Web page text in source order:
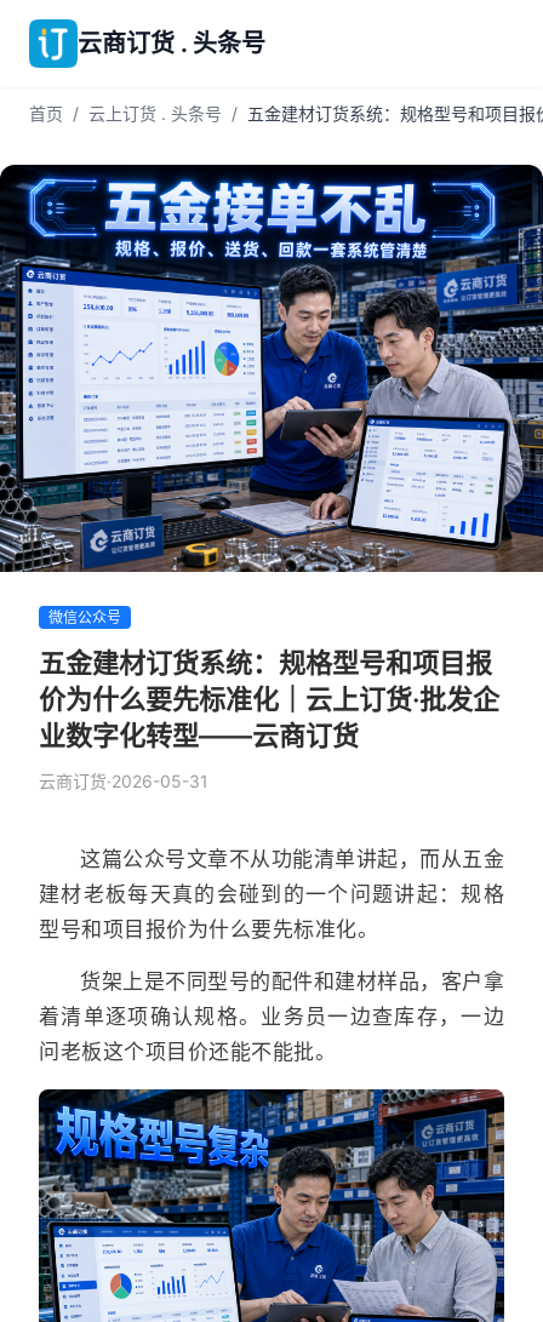
云商订货 . 头条号
首页 / 云上订货 . 头条号 / 五金建材订货系统：规格型号和项目
微信公众号
五金建材订货系统：规格型号和项目报
价为什么要先标准化｜云上订货·批发企
业数字化转型——云商订货
云商订货·2026-05-31
这篇公众号文章不从功能清单讲起，而从五金
建材老板每天真的会碰到的一个问题讲起：规格
型号和项目报价为什么要先标准化。
货架上是不同型号的配件和建材样品，客户拿
着清单逐项确认规格。业务员一边查库存，一边
问老板这个项目价还能不能批。